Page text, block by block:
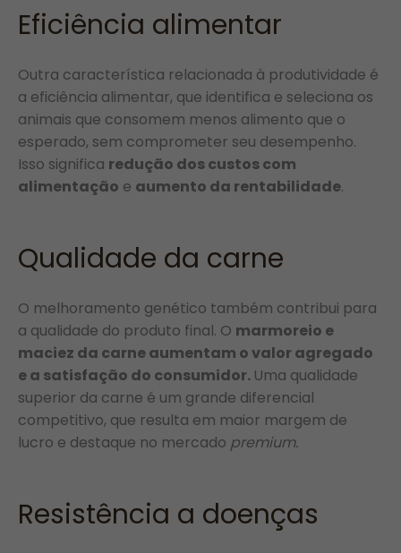
Eficiência alimentar
Outra característica relacionada à produtividade é
a eficiência alimentar, que identifica e seleciona os
animais que consomem menos alimento que o
esperado, sem comprometer seu desempenho.
Isso significa redução dos custos com
alimentação e aumento da rentabilidade.
Qualidade da carne
O melhoramento genético também contribui para
a qualidade do produto final. O marmoreio e
maciez da carne aumentam o valor agregado
e a satisfação do consumidor. Uma qualidade
superior da carne é um grande diferencial
competitivo, que resulta em maior margem de
lucro e destaque no mercado premium.
Resistência a doenças